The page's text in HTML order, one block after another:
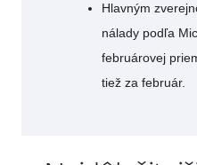
Hlavným
nálady podľa
februárovej
tiež za február.